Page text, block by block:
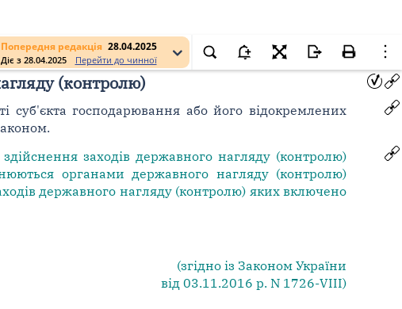
Попередня редакція 28.04.2025
Діє з 28.04.2025 Перейти до чинної